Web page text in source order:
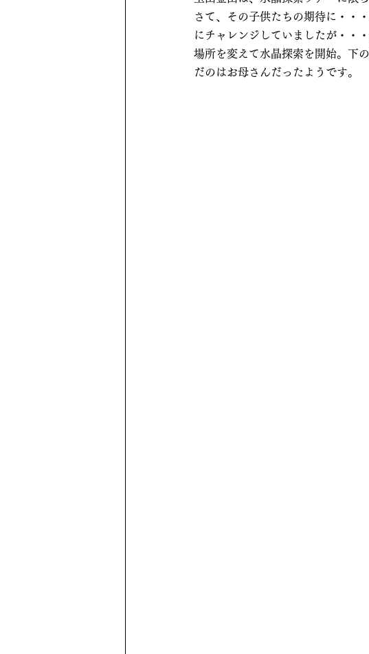
さて、その子供たちの期待に・・
にチャレンジしていましたが・・・
場所を変えて水晶探索を開始。下
だのはお母さんだったようです。